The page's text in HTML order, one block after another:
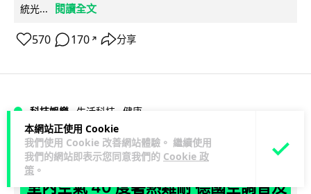
本網站正使用 Cookie
我們使用 Cookie 改善網站體驗。 繼續使用
我們的網站即表示您同意我們的 Cookie 政
策 。
統光...
閱讀全文
570 170 ↗ 分享
科技娛樂 生活科技 健康
Lawton 1 日
室內空氣 40 度暑熱難耐 德國空調普及